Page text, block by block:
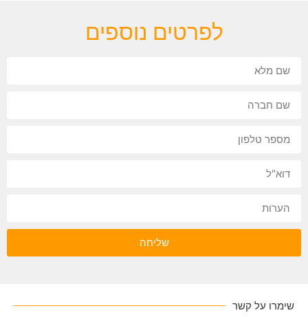
לפרטים נוספים
שליחה
שימרו על קשר